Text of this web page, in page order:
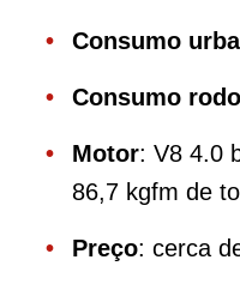
Consumo
Consumo
Motor: V8 4.0
86,7 kgfm de
Preço: cerca